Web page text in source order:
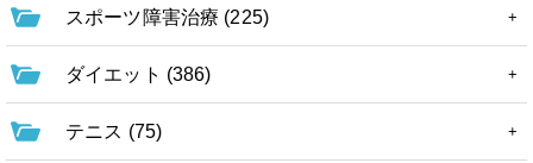
スポーツ障害治療 (225)
ダイエット (386)
テニス (75)